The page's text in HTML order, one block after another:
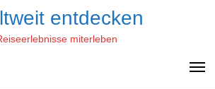
entdecken
miterleben